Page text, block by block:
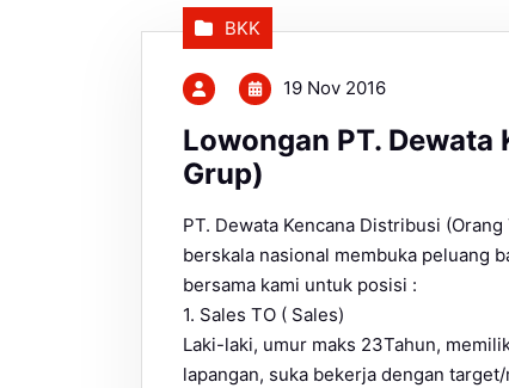
BKK
19 Nov 2016
Lowongan PT.
Grup)
PT. Dewata Kencana Distribusi
berskala nasional membuka peluang
bersama kami untuk posisi :
1. Sales TO ( Sales)
Laki-laki, umur maks 23Tahun,
lapangan, suka bekerja dengan